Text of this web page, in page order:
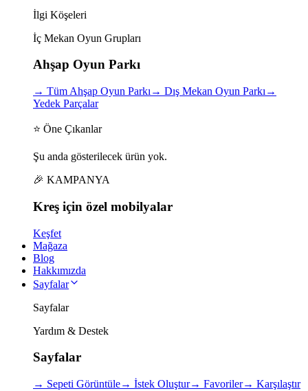
İlgi Köşeleri
İç Mekan Oyun Grupları
Ahşap Oyun Parkı
→ Tüm Ahşap Oyun Parkı → Dış Mekan Oyun Parkı →
Yedek Parçalar
⭐ Öne Çıkanlar
Şu anda gösterilecek ürün yok.
🎉 KAMPANYA
Kreş için özel mobilyalar
Keşfet
Mağaza
Blog
Hakkımızda
Sayfalar
Sayfalar
Yardım & Destek
Sayfalar
→ Sepeti Görüntüle→ İstek Oluştur→ Favoriler→ Karşılaştır